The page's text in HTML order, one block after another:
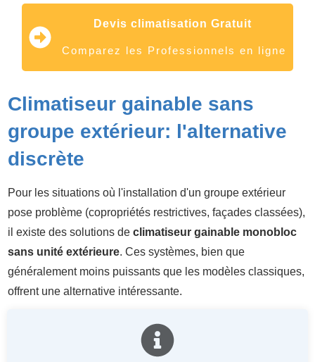
Devis climatisation Gratuit
Comparez les Professionnels en ligne
Climatiseur gainable sans
groupe extérieur: l'alternative
discrète
Pour les situations où l'installation d'un groupe extérieur
pose problème (copropriétés restrictives, façades classées),
il existe des solutions de climatiseur gainable monobloc
sans unité extérieure. Ces systèmes, bien que
généralement moins puissants que les modèles classiques,
offrent une alternative intéressante.